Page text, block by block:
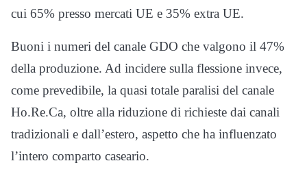
cui 65% presso mercati UE e 35% extra UE.
Buoni i numeri del canale GDO che valgono il 47%
della produzione. Ad incidere sulla flessione invece,
come prevedibile, la quasi totale paralisi del canale
Ho.Re.Ca, oltre alla riduzione di richieste dai canali
tradizionali e dall’estero, aspetto che ha influenzato
l’intero comparto caseario.